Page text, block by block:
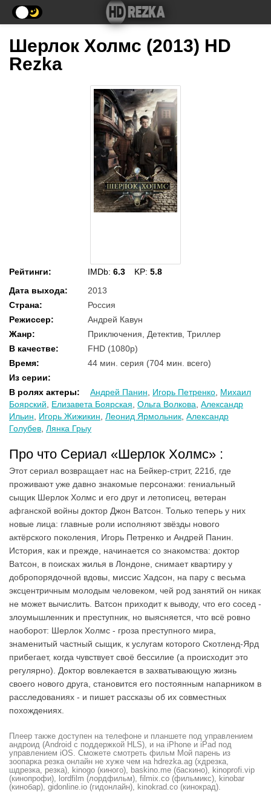
Шерлок Холмс (2013) HD
Rezka
Рейтинги: IMDb: 6.3 KP: 5.8
Дата выхода:
2013
Страна:
Россия
Режиссер:
Андрей Кавун
Жанр:
Приключения, Детектив, Триллер
В качестве:
FHD (1080p)
Время:
44 мин. серия (704 мин. всего)
Из серии:
В ролях актеры: Андрей Панин Игорь Петренко Михаил
Боярский
Елизавета Боярская Ольга Волкова Александр
Ильин
Игорь Жижикин Леонид Ярмольник Александр
Голубев Лянка Грыу
Про что Сериал «Шерлок Холмс» :
Этот сериал возвращает нас на Бейкер-стрит, 221б, где
проживают уже давно знакомые персонажи: гениальный
сыщик Шерлок Холмс и его друг и летописец, ветеран
афганской войны доктор Джон Ватсон. Только теперь у них
новые лица: главные роли исполняют звёзды нового
актёрского поколения, Игорь Петренко и Андрей Панин.
История, как и прежде, начинается со знакомства: доктор
Ватсон, в поисках жилья в Лондоне, снимает квартиру у
добропорядочной вдовы, миссис Хадсон, на пару с весьма
эксцентричным молодым человеком, чей род занятий он никак
не может вычислить. Ватсон приходит к выводу, что его сосед -
злоумышленник и преступник, но выясняется, что всё ровно
наоборот: Шерлок Холмс - гроза преступного мира,
знаменитый частный сыщик, к услугам которого Скотленд-Ярд
прибегает, когда чувствует своё бессилие (а происходит это
регулярно). Доктор вовлекается в захватывающую жизнь
своего нового друга, становится его постоянным напарником в
расследованиях - и пишет рассказы об их совместных
похождениях.
Плеер также доступен на телефоне и планшете под управлением
андроид (Android с поддержкой HLS), и на iPhone и iPad под
управлением iOS. Сможете смотреть фильм Мой парень из
зоопарка резка онлайн не хуже чем на hdrezka.ag (хдрезка,
шдрезка, резка), kinogo (киного), baskino.me (баскино), kinoprofi.vip
(кинопрофи), lordfilm (лордфильм), filmix.co (фильмикс), kinobar
(кинобар), gidonline.io (гидонлайн), kinokrad.сo (кинокрад).